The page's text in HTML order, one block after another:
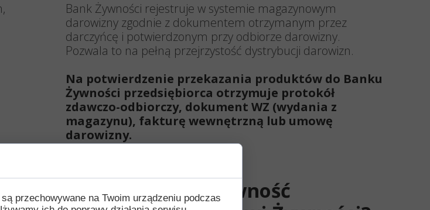
Do kogo trafia żywność
Bank Żywności rejestruje w systemie magazynowym
darowizny zgodnie z dokumentem otrzymanym przez
darczyńcę i potwierdzonym przy odbiorze darowizny.
Pozwala to na pełną przejrzystość dystrybucji darowizn.
Na potwierdzenie przekazania produktów do Banku
Żywności przedsiębiorca otrzymuje protokół
zdawczo-odbiorczy, dokument WZ (wydania z
magazynu), fakturę wewnętrzną lub umowę
darowizny.
przechowywane na Twoim urządzeniu podczas